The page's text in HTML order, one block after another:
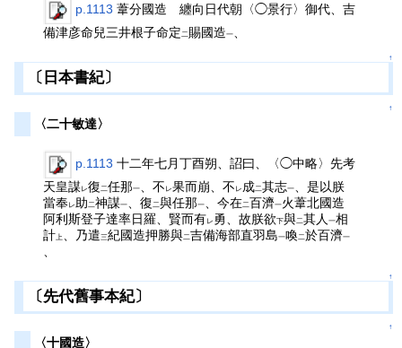
p.1113 葦分國造 纏向日代朝〈◯景行〉御代、吉
備津彦命兒三井根子命定二賜國造一
↑
〔日本書紀〕
↑
〈二十敏達〉
p.1113 十二年七月丁酉朔、詔曰、〈◯中略〉先考
天皇謀レ復二任那一 、不 レ果而崩、不 レ 成二其志一
、是以朕
當奉レ助二神謀一 、復二與任那一 、今在二百濟一火葦北國造
阿利斯登子達率日羅、賢而有レ 勇、故朕欲下與二其人一相
計上 、乃遣三紀國造押勝與二吉備海部直羽島一喚二於百濟一
↑
〔先代舊事本紀〕
↑
〈十國造〉